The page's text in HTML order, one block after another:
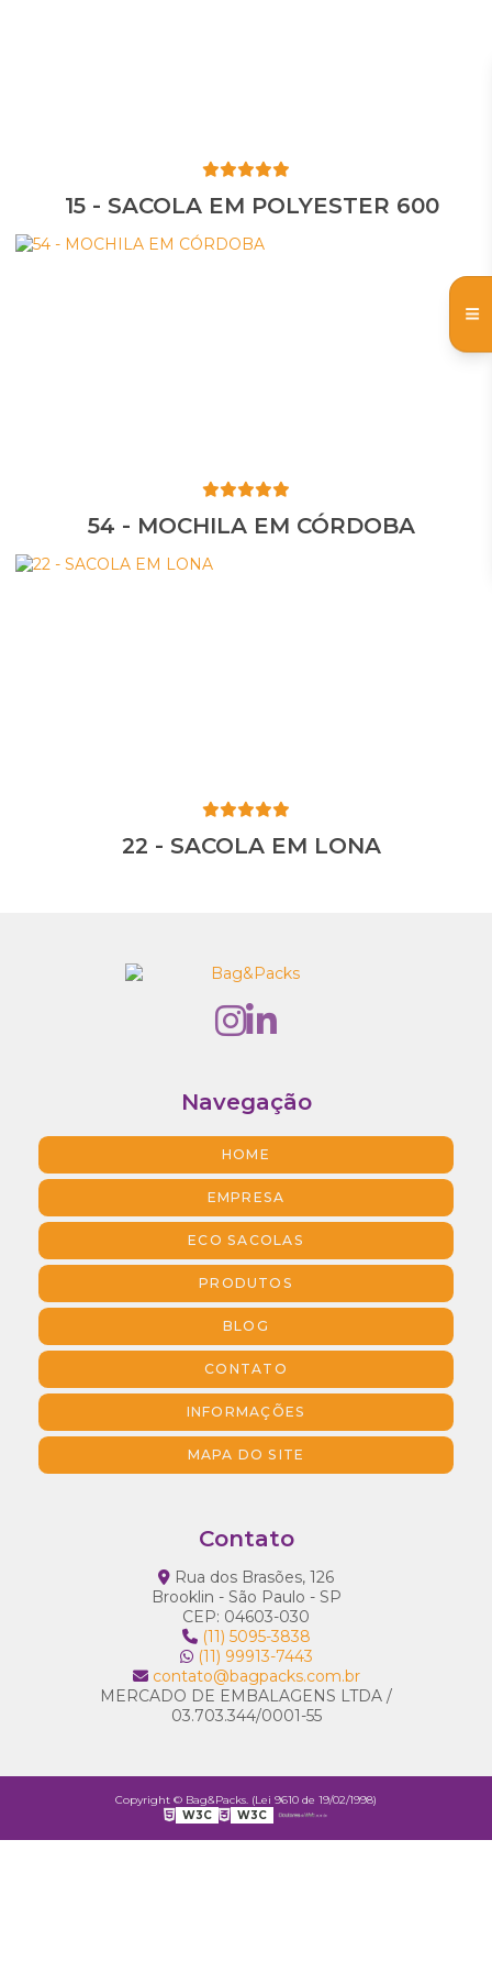
15 - SACOLA EM POLYESTER 600
54 - MOCHILA EM CÓRDOBA
22 - SACOLA EM LONA
Navegação
HOME
EMPRESA
ECO SACOLAS
PRODUTOS
BLOG
CONTATO
INFORMAÇÕES
MAPA DO SITE
Contato
Rua dos Brasões, 126
Brooklin - São Paulo - SP
CEP: 04603-030
(11) 5095-3838
(11) 99913-7443
contato@bagpacks.com.br
MERCADO DE EMBALAGENS LTDA /
03.703.344/0001-55
Copyright © Bag&Packs. (Lei 9610 de 19/02/1998)
W3C
W3C